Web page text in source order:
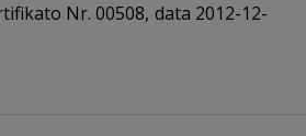
Nr. 00508, data 2012-12-